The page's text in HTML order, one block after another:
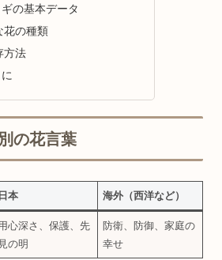
の基本データ
花の種類
方法
の花言葉
日本 海外（西洋など）
心深さ、保護、先
見の明
防衛、防御、家庭の
幸せ